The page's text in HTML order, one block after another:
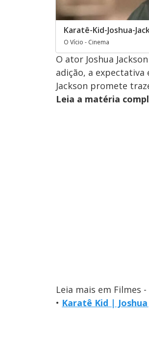
Karatê-Kid-Joshua-
O Vício - Cinema
O ator Joshua
adição, a
Jackson promete
Leia a matéria
Leia mais em Filmes -
• Karatê Kid |